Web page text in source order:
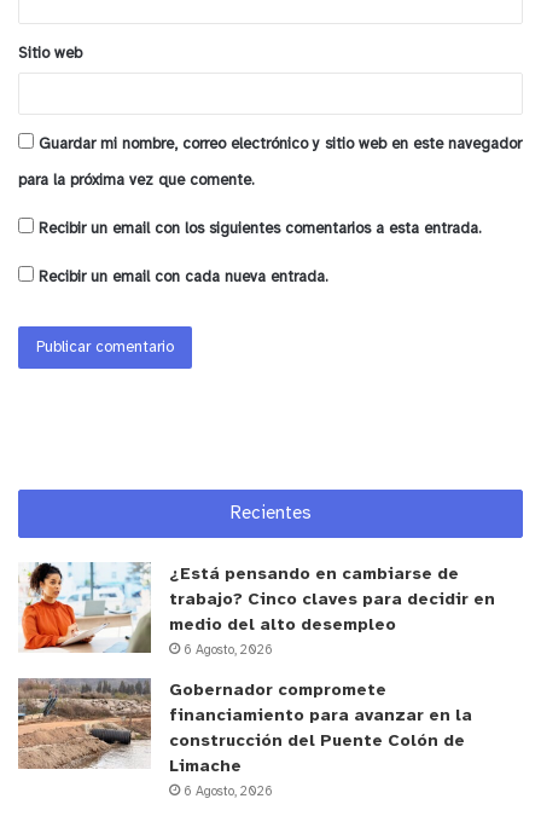
cultura y/o artesanía, de acuerdo a las condiciones
señaladas en las bases de convocatoria.
El cupo estimado para esta convocatoria es de 130
beneficiarios/as.
deberá formalizarse como una nueva empresa, en
primera categoría, ante el Servicio de Impuestos
Para mayor información, los(as) interesados(as),
Sitio web
Guardar mi nombre, correo electrónico y sitio web en este navegador
para la próxima vez que comente.
Recibir un email con los siguientes comentarios a esta entrada.
Recibir un email con cada nueva entrada.
Recientes
¿Está pensando en cambiarse de
trabajo? Cinco claves para decidir en
medio del alto desempleo
6 Agosto, 2026
Gobernador compromete
financiamiento para avanzar en la
construcción del Puente Colón de
Limache
6 Agosto, 2026